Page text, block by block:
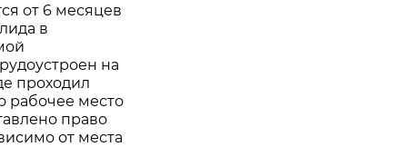
от 6 месяцев
в
на
проходил
рабочее место
право
от места